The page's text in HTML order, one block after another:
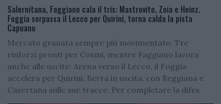
Salernitana, Faggiano cala il tris: Mastrovito, Zoia e Heinz.
Foggia sorpassa il Lecco per Quirini, torna calda la pista
Capuano
Mercato granata sempre più movimentato. Tre
rinforzi pronti per Cosmi, mentre Faggiano lavora
anche alle uscite: Arena verso il Lecco, il Foggia
accelera per Quirini. Berra in uscita, con Reggiana e
Casertana sulle sue tracce. Per completare la difes